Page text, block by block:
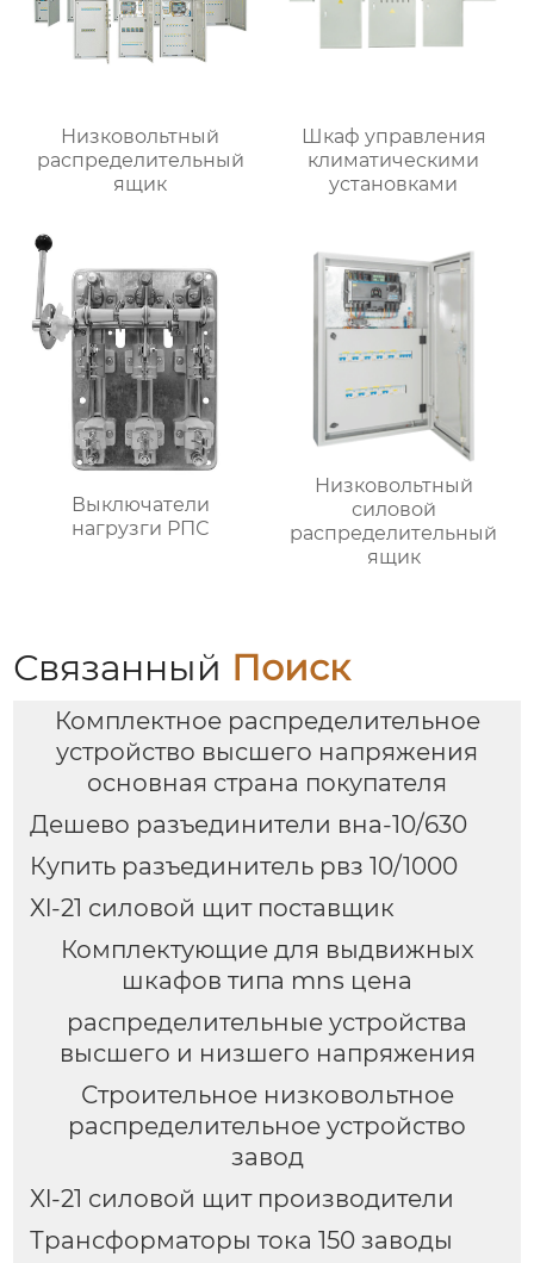
Низковольтный
распределительный
ящик
Шкаф управления
климатическими
установками
Выключатели
нагрузги РПС
Низковольтный
силовой
распределительный
ящик
Связанный Поиск
Комплектное распределительное
устройство высшего напряжения
основная страна покупателя
Дешево разъединители вна-10/630
Купить разъединитель рвз 10/1000
Xl-21 силовой щит поставщик
Комплектующие для выдвижных
шкафов типа mns цена
распределительные устройства
высшего и низшего напряжения
Строительное низковольтное
распределительное устройство
завод
Xl-21 силовой щит производители
Трансформаторы тока 150 заводы